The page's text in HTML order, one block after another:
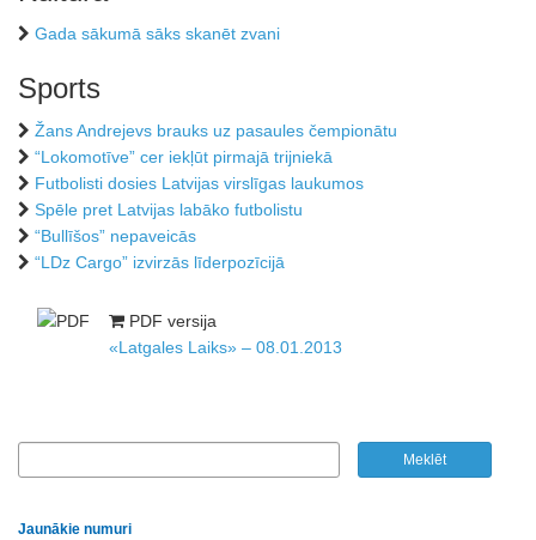
Gada sākumā sāks skanēt zvani
Sports
Žans Andrejevs brauks uz pasaules čempionātu
“Lokomotīve” cer iekļūt pirmajā trijniekā
Futbolisti dosies Latvijas virslīgas laukumos
Spēle pret Latvijas labāko futbolistu
“Bullīšos” nepaveicās
“LDz Cargo” izvirzās līderpozīcijā
PDF versija
«Latgales Laiks» – 08.01.2013
Jaunākie numuri